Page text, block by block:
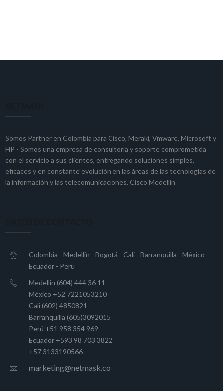
Somos Partner en Colombia para Cisco,Meraki,Vmware,Microsoft y
HP - Somos una empresa de consultoría y soporte comprometida
con el servicio a sus clientes, entregando soluciones simples,
eficaces y en constante evolución en las áreas de las tecnologías de
la información y las telecomunicaciones. Cisco Medellin
Colombia - Medellín - Bogotá - Cali - Barranquilla - México -
Ecuador - Peru
Medellin (604) 444 36 11
México +52 7221053210
Cali (602) 4850821
Barranquilla (605)3092015
Perú +51 958 354 969
Ecuador +593 98 703 3822
+57 3133190566
marketing@netmask.co